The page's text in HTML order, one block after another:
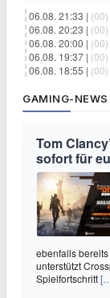
06.08. 21:33 | (00)
06.08. 20:23 | (00)
06.08. 20:00 | (00)
06.08. 19:37 | (00)
06.08. 18:55 | (00)
GAMING-NEWS
Tom
sofort für
ebenfalls
unterstützt
Spielfortschritt